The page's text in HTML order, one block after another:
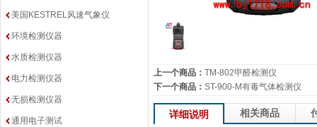
美国KESTREL风速气象仪
环境检测仪器
水质检测仪器
电力检测仪器
无损检测仪器
通用电子测试
上一个商品： TM-802甲醛检测仪
下一个商品： ST-900-M有毒气体检测仪
详细说明 相关商品